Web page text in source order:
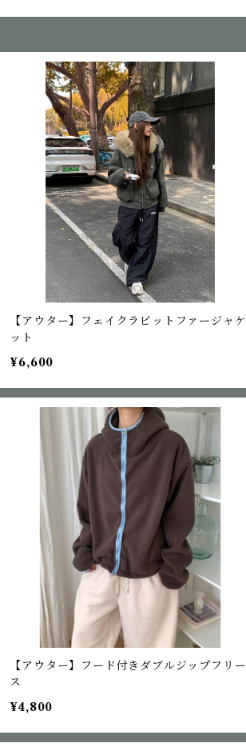
【アウター】フェイクラビットファージャケ
ット
¥6,600
【アウター】フード付きダブルジップフリー
ス
¥4,800